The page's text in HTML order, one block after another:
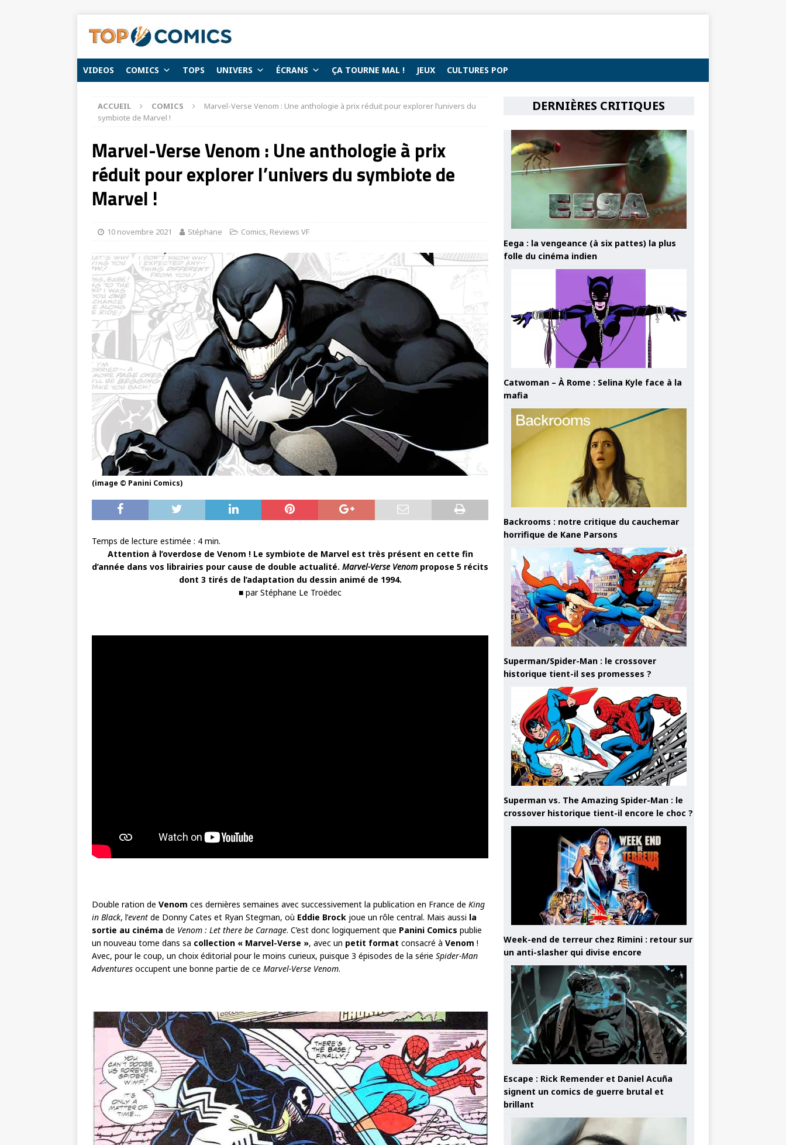
VIDEOS COMICS TOPS UNIVERS ÉCRANS ÇA TOURNE MAL ! JEUX CULTURES POP
ACCUEIL COMICS
Marvel-Verse Venom : Une anthologie à prix réduit pour explorer l’univers du
symbiote de Marvel !
Marvel-Verse Venom : Une anthologie à prix
réduit pour explorer l’univers du symbiote de
Marvel !
10 novembre 2021 Stéphane Comics, Reviews VF
(image © Panini Comics)
Temps de lecture estimée : 4 min.
Attention à l’overdose de Venom ! Le symbiote de Marvel est très présent en cette fin
d’année dans vos librairies pour cause de double actualité.Marvel-Verse Venom propose 5 récits
dont 3 tirés de l’adaptation du dessin animé de 1994.
■ par Stéphane Le Troëdec
Double ration de Venom ces dernières semaines avec successivement la publication en France de King
in Black, l’event de Donny Cates et Ryan Stegman, où Eddie Brock joue un rôle central. Mais aussi la
sortie au cinéma de Venom : Let there be Carnage. C’est donc logiquement que Panini Comics publie
un nouveau tome dans sa collection « Marvel-Verse », avec un petit format consacré à Venom !
Avec, pour le coup, un choix éditorial pour le moins curieux, puisque 3 épisodes de la série Spider-Man
Adventures occupent une bonne partie de ce Marvel-Verse Venom.
DERNIÈRES CRITIQUES
Eega : la vengeance (à six pattes) la plus
folle du cinéma indien
Catwoman – À Rome : Selina Kyle face à la
mafia
Backrooms : notre critique du cauchemar
horrifique de Kane Parsons
Superman/Spider-Man : le crossover
historique tient-il ses promesses ?
Superman vs. The Amazing Spider-Man : le
crossover historique tient-il encore le choc ?
Week-end de terreur chez Rimini : retour sur
un anti-slasher qui divise encore
Escape : Rick Remender et Daniel Acuña
signent un comics de guerre brutal et
brillant